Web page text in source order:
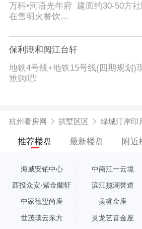
万科•河语光年府 建面约30-50方
在售明火餐饮...
保利潮和阅江台轩
地铁4号线+地铁15号线(四期规划)
抢购吧!
杭州看房网 拱墅区区 绿城汀岸印
推荐楼盘 最新楼盘 附近
海威安铂中心 中南江一云境
西投众安·紫金蘭轩 滨江揽潮誉道
中家德玺尚座 美睿金座
世茂璞云东方 灵龙艺音金座